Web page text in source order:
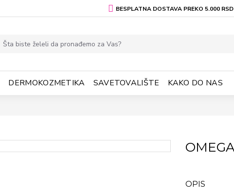
BESPLATNA DOSTAVA PREKO 5.000 RSD
DERMOKOZMETIKA SAVETOVALIŠTE KAKO DO NAS
OPIS